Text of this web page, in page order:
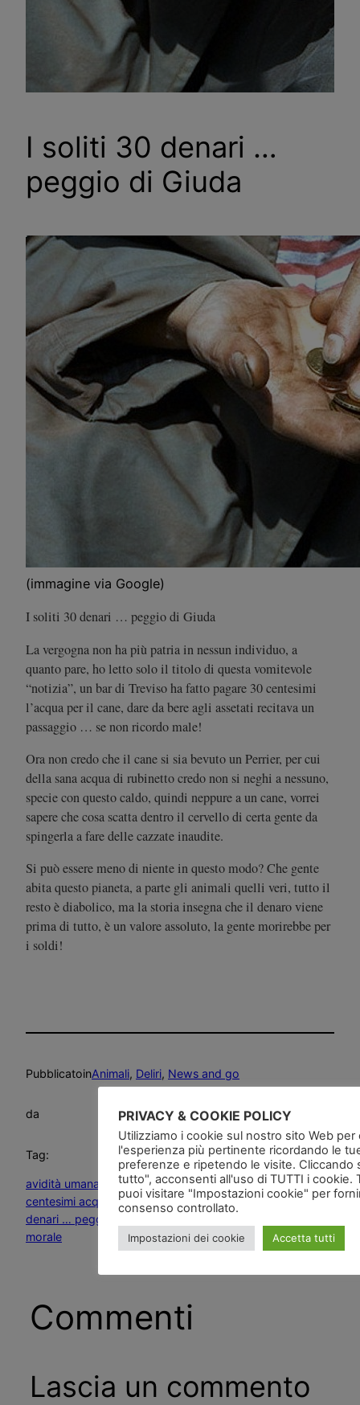
I soliti 30 denari …
peggio di Giuda
(immagine via Google)
I soliti 30 denari … peggio di Giuda
La vergogna non ha più patria in nessun individuo, a
quanto pare, ho letto solo il titolo di questa vomitevole
“notizia”, un bar di Treviso ha fatto pagare 30 centesimi
l’acqua per il cane, dare da bere agli assetati recitava un
passaggio … se non ricordo male!
Ora non credo che il cane si sia bevuto un Perrier, per cui
della sana acqua di rubinetto credo non si neghi a nessuno,
specie con questo caldo, quindi neppure a un cane, vorrei
sapere che cosa scatta dentro il cervello di certa gente da
spingerla a fare delle cazzate inaudite.
Si può essere meno di niente in questo modo? Che gente
abita questo pianeta, a parte gli animali quelli veri, tutto il
resto è diabolico, ma la storia insegna che il denaro viene
prima di tutto, è un valore assoluto, la gente morirebbe per
i soldi!
PubblicatoinAnimali, Deliri, News and go
da
Tag:
avidità umana egoismo umano, fanno pagare 30
centesimi acqua del cane, gente cattiva, giuda, I soliti 30
denari … peggio di Giuda
morale
Commenti
Lascia un commento
PRIVACY & COOKIE POLICY
Utilizziamo i cookie sul nostro sito Web per
l'esperienza più pertinente ricordando le
preferenze e ripetendo le visite. Cliccando
tutto", acconsenti all'uso di TUTTI i cookie.
puoi visitare "Impostazioni cookie" per
consenso controllato.
Impostazioni dei cookie Accetta tutti